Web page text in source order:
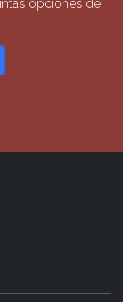
opciones de